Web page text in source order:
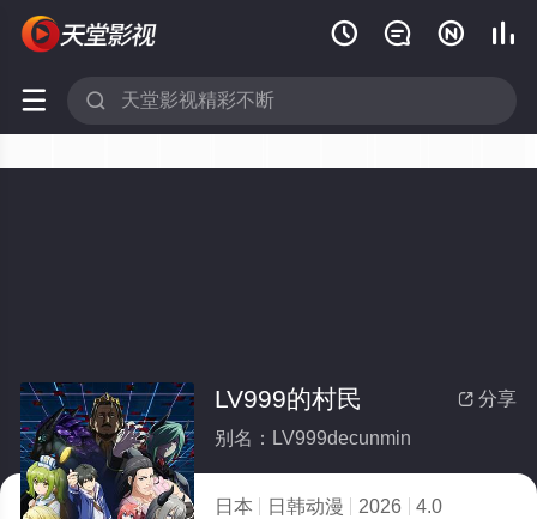
   
 
 分享
LV999的村民
别名：LV999decunmin
日本 日韩动漫 2026
4.0